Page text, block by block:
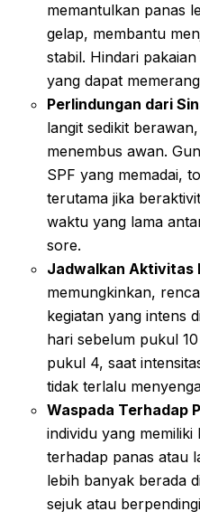
memantulkan panas
gelap, membantu
stabil. Hindari
yang dapat
Perlindungan dari
langit sedikit
menembus awan.
SPF yang memadai,
terutama jika
waktu yang lama
sore.
Jadwalkan Aktivitas
memungkinkan,
kegiatan yang intens
hari sebelum pukul
pukul 4, saat
tidak terlalu
Waspada Terhadap
individu yang
terhadap panas atau
lebih banyak berada
sejuk atau